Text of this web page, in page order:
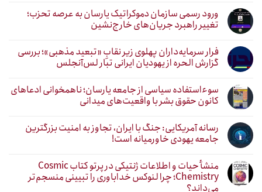
ورود رسمی سازمان دموکراتیک یارسان به عرصه تحزب؛
تغییر راهبرد جریان‌های خارج‌نشین
فرار سرمایه‌داران پهلوی زیر نقابِ «تبعید مذهبی»؛ بررسی
گزارش الحره از یهودیان ایرانی تبار لس‌آنجلس
سوءاستفاده سیاسی از جامعه یارسان؛ ناهمخوانی ادعاهای
کانون حقوق بشر با واقعیت‌های میدانی
رسانه آمریکایی: جنگ با ایران، تجاوز به امنیت بزرگترین
جامعه یهودی خاورمیانه است!
منشأ حیات و اطلاعات ژنتیکی در پرتو کتاب Cosmic
Chemistry؛ چرا لنوکس خداباوری را تبیینی منسجم‌تر
می‌داند؟